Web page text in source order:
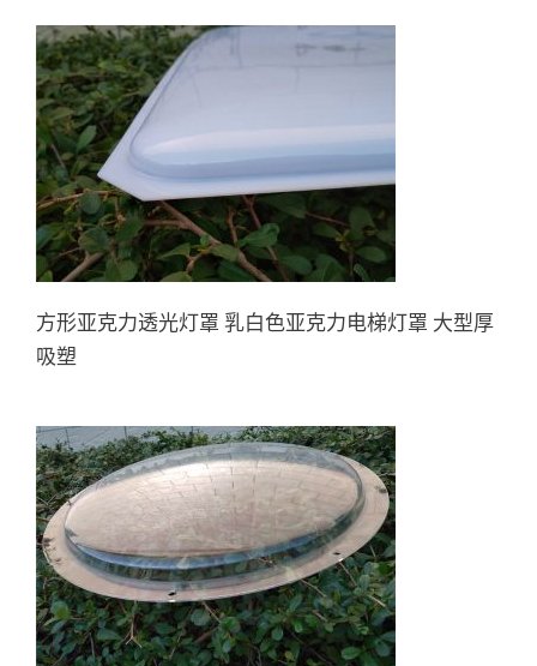
方形亚克力透光灯罩 乳白色亚
克力电梯灯罩 大型厚吸塑
方形亚克力透光灯罩 乳白色亚克力电梯灯罩 大型厚
吸塑
圆形户外交通灯灯罩 室外亚克
力灯罩直径410 透明厚吸塑产品